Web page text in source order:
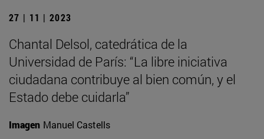
27 | 11 | 2023
Chantal Delsol, catedrática de la
Universidad de París: “La libre iniciativa
ciudadana contribuye al bien común, y el
Estado debe cuidarla”
Imagen Manuel Castells